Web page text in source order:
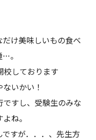
け美味しいもの食べ
。
校しております
いかい！
すし、受験生のみな
ね。
すが．．．、先生方